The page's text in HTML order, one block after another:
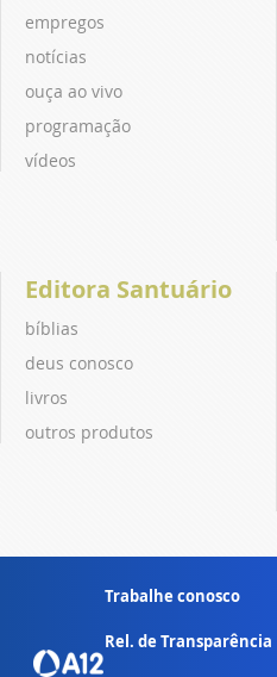
empregos
notícias
ouça ao vivo
programação
vídeos
Editora Santuário
bíblias
deus conosco
livros
outros produtos
Trabalhe conosco
Rel. de Transparência